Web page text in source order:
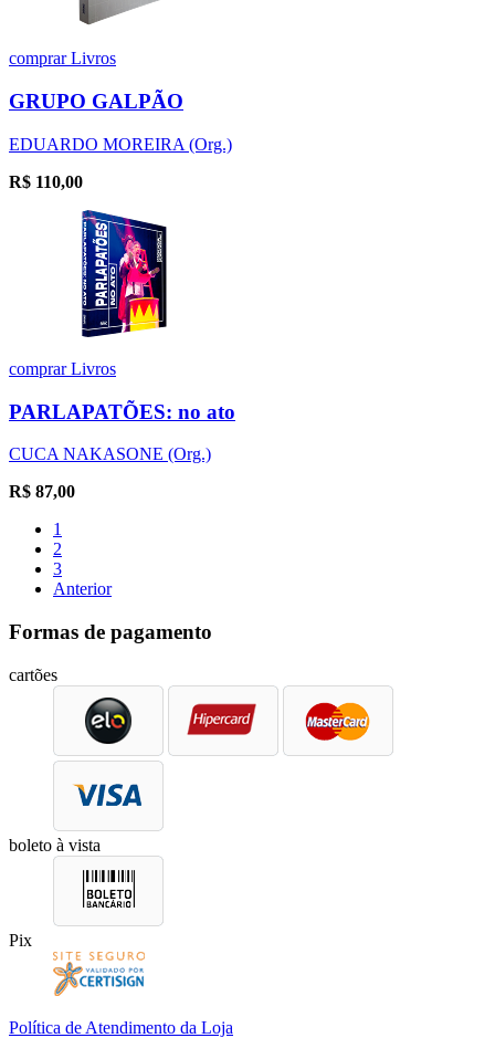
comprarLivros
GRUPO GALPÃO
EDUARDO MOREIRA (Org.)
R$ 110,00
comprarLivros
PARLAPATÕES: no ato
CUCA NAKASONE (Org.)
R$ 87,00
1
2
3
Anterior
Formas de pagamento
cartões
boleto à vista
Pix
Política de Atendimento da Loja